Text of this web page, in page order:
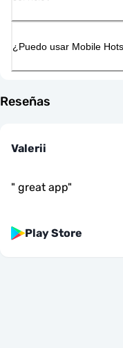
¿Puedo usar Mobile
Reseñas
Valerii
" great app"
Play Store